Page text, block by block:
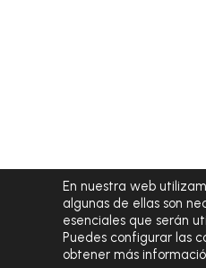
En nuestra web
algunas de ellas son
esenciales que serán
Puedes configurar las
obtener más